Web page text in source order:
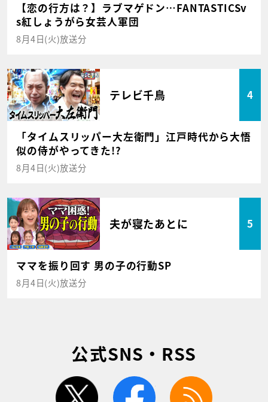
【恋の行方は？】ラブマゲドン…FANTASTICSv
s紅しょうがら女芸人軍団
8月4日(火)放送分
テレビ千鳥 4
「タイムスリッパー大左衛門」江戸時代から大悟
似の侍がやってきた!?
8月4日(火)放送分
夫が寝たあとに 5
ママを振り回す 男の子の行動SP
8月4日(火)放送分
公式SNS・RSS
twitter facebook